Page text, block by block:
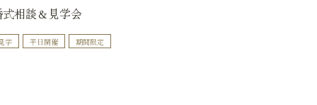
相談＆見学会
学 平日開催 期間限定